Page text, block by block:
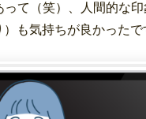
て（笑）、人間的な
も気持ちが良かったで